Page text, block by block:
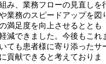
み、業務フローの見直しを
業務のスピードアップを図
満足度を向上させるととも
減できました。今後もこれ
ても患者様に寄り添ったサ
貢献できると考えておりま